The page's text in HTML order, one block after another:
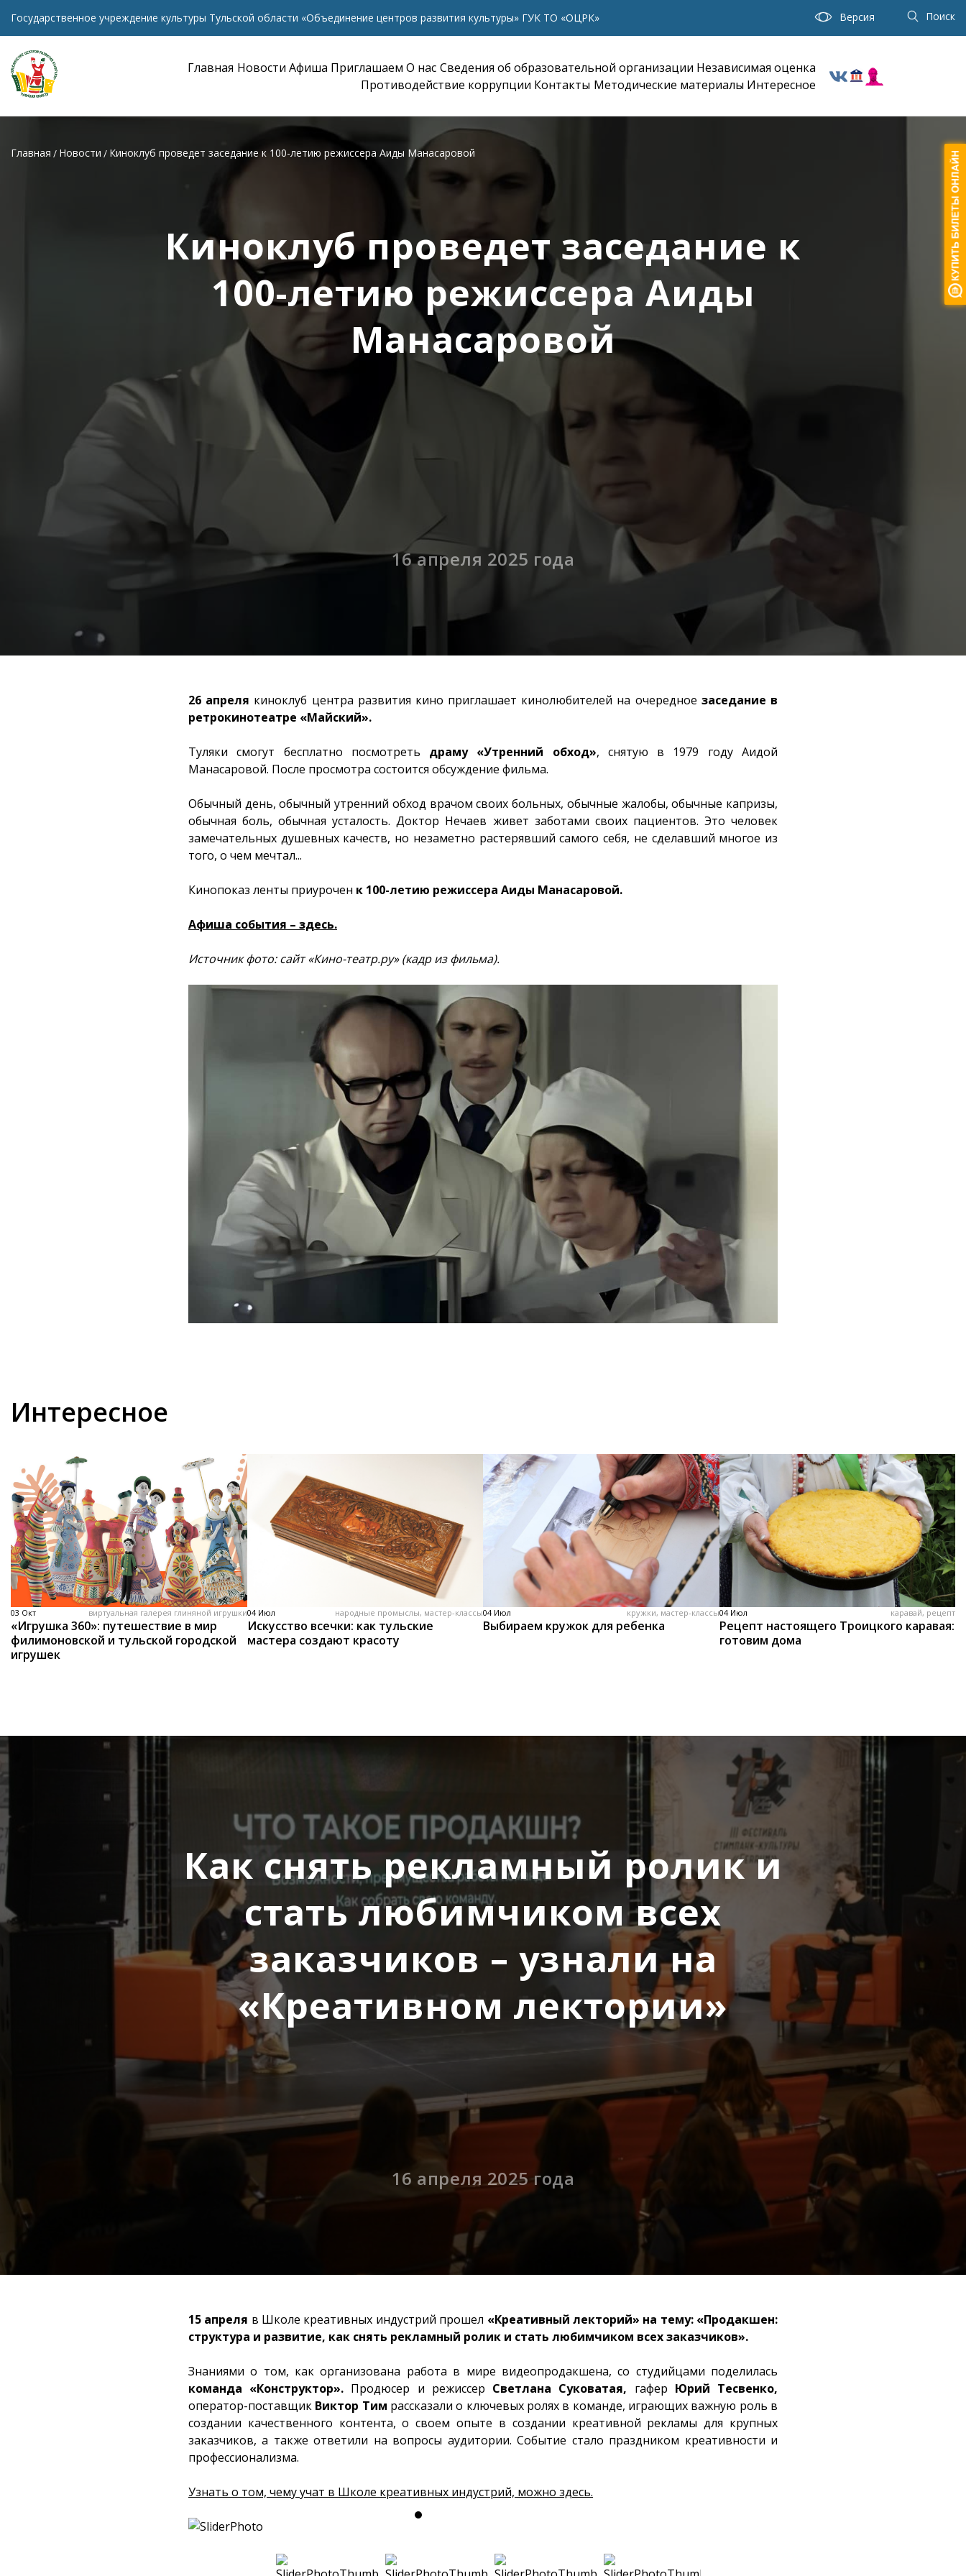
Государственное учреждение культуры Тульской области «Объединение центров развития культуры» ГУК ТО «ОЦРК» Версия Поиск
Главная Новости Афиша Приглашаем О нас Сведения об образовательной организации Независимая оценка
Противодействие коррупции Контакты Методические материалы Интересное
Главная Новости Киноклуб проведет заседание к 100-летию режиссера Аиды Манасаровой
16 апреля 2025 года
Киноклуб проведет заседание к
100-летию режиссера Аиды
Манасаровой
26 апреля киноклуб центра развития кино приглашает кинолюбителей на очередное заседание в
ретрокинотеатре «Майский».
Туляки смогут бесплатно посмотреть драму «Утренний обход», снятую в 1979 году Аидой
Манасаровой. После просмотра состоится обсуждение фильма.
Обычный день, обычный утренний обход врачом своих больных, обычные жалобы, обычные капризы,
обычная боль, обычная усталость. Доктор Нечаев живет заботами своих пациентов. Это человек
замечательных душевных качеств, но незаметно растерявший самого себя, не сделавший многое из
того, о чем мечтал...
Кинопоказ ленты приурочен к 100-летию режиссера Аиды Манасаровой.
Афиша события – здесь.
Источник фото: сайт «Кино-театр.ру» (кадр из фильма).
Интересное
03 Окт виртуальная галерея глиняной игрушки
«Игрушка 360»: путешествие в мир
филимоновской и тульской городской
игрушек
04 Июл народные промыслы, мастер-классы
Искусство всечки: как тульские
мастера создают красоту
04 Июл кружки, мастер-классы
Выбираем кружок для ребенка
04 Июл каравай, рецепт
Рецепт настоящего Троицкого каравая:
готовим дома
16 апреля 2025 года
Как снять рекламный ролик и
стать любимчиком всех
заказчиков – узнали на
«Креативном лектории»
15 апреля в Школе креативных индустрий прошел «Креативный лекторий» на тему: «Продакшен:
структура и развитие, как снять рекламный ролик и стать любимчиком всех заказчиков».
Знаниями о том, как организована работа в мире видеопродакшена, со студийцами поделилась
команда «Конструктор». Продюсер и режиссер Светлана Суковатая, гафер Юрий Тесвенко,
оператор-поставщик Виктор Тим рассказали о ключевых ролях в команде, играющих важную роль в
создании качественного контента, о своем опыте в создании креативной рекламы для крупных
заказчиков, а также ответили на вопросы аудитории. Событие стало праздником креативности и
профессионализма.
Узнать о том, чему учат в Школе креативных индустрий, можно здесь.